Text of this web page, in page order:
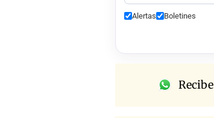
Alertas Boletines